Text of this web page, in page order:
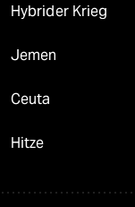
Hybrider Krieg
Jemen
Ceuta
Hitze